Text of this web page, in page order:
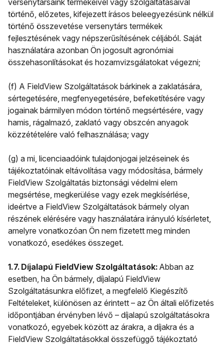
versenytársaink termékeivel vagy szolgáltatásaival
történő, előzetes, kifejezett írásos beleegyezésünk nélkül
történő összevetése versenytárs termékek
fejlesztésének vagy népszerűsítésének céljából. Saját
használatára azonban Ön jogosult agronómiai
összehasonlításokat és hozamvizsgálatokat végezni;
(f) A FieldView Szolgáltatások bárkinek a zaklatására,
sértegetésére, megfenyegetésére, befeketítésére vagy
jogainak bármilyen módon történő megsértésére, vagy
hamis, rágalmazó, zaklató vagy obszcén anyagok
közzétételére való felhasználása; vagy
(g) a mi, licenciaadóink tulajdonjogai jelzéseinek és
tájékoztatóinak eltávolítása vagy módosítása, bármely
FieldView Szolgáltatás biztonsági védelmi elem
megsértése, megkerülése vagy ezek megkísérlése,
ideértve a FieldView Szolgáltatások bármely olyan
részének elérésére vagy használatára irányuló kísérletet,
amelyre vonatkozóan Ön nem fizetett meg minden
vonatkozó, esedékes összeget.
1.7. Díjalapú FieldView Szolgáltatások: Abban az
esetben, ha Ön bármely, díjalapú FieldView
Szolgáltatásunkra előfizet, a megfelelő Kiegészítő
Feltételeket, különösen az érintett – az Ön általi előfizetés
időpontjában érvényben lévő – díjalapú szolgáltatásokra
vonatkozó, egyebek között az árakra, a díjakra és a
FieldView Szolgáltatásokkal összefüggő tájékoztató